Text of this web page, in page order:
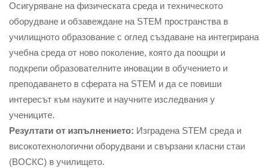
Осигуряване на физическата среда и техническото
оборудване и обзавеждане на STEM пространства в
училищното образование с оглед създаване на интегрирана
учебна среда от ново поколение, която да поощри и
подкрепи образователните иновации в обучението и
преподаването в сферата на STEM и да се повиши
интересът към науките и научните изследвания у
учениците.
Резултати от изпълнението: Изградена STEM среда и
високотехнологични оборудвани и свързани класни стаи
(ВОСКС) в училището.